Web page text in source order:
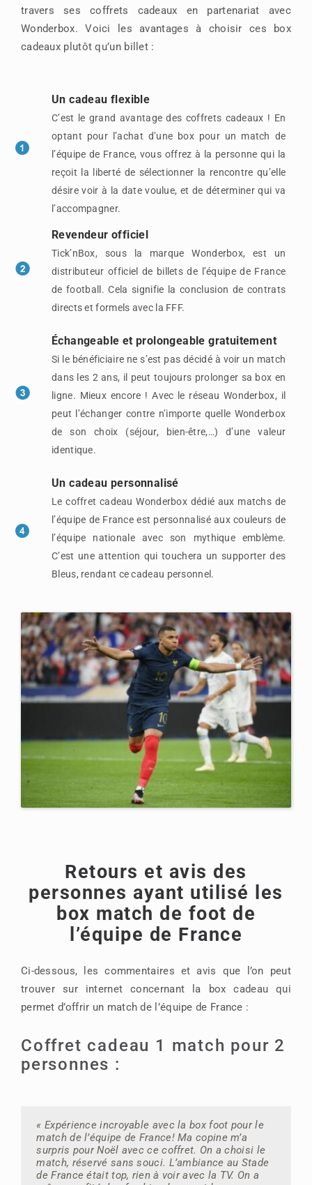
travers ses coffrets cadeaux en partenariat avec
Wonderbox. Voici les avantages à choisir ces box
cadeaux plutôt qu’un billet :
Un cadeau flexible
C’est le grand avantage des coffrets cadeaux ! En
optant pour l’achat d’une box pour un match de
l’équipe de France, vous offrez à la personne qui la
reçoit la liberté de sélectionner la rencontre qu’elle
désire voir à la date voulue, et de déterminer qui va
l’accompagner.
Revendeur officiel
Tick’nBox, sous la marque Wonderbox, est un
distributeur officiel de billets de l’équipe de France
de football. Cela signifie la conclusion de contrats
directs et formels avec la FFF.
Échangeable et prolongeable gratuitement
Si le bénéficiaire ne s’est pas décidé à voir un match
dans les 2 ans, il peut toujours prolonger sa box en
ligne. Mieux encore ! Avec le réseau Wonderbox, il
peut l’échanger contre n’importe quelle Wonderbox
de son choix (séjour, bien-être,…) d’une valeur
identique.
Un cadeau personnalisé
Le coffret cadeau Wonderbox dédié aux matchs de
l’équipe de France est personnalisé aux couleurs de
l’équipe nationale avec son mythique emblème.
C’est une attention qui touchera un supporter des
Bleus, rendant ce cadeau personnel.
Retours et avis des
personnes ayant utilisé les
box match de foot de
l’équipe de France
Ci-dessous, les commentaires et avis que l’on peut
trouver sur internet concernant la box cadeau qui
permet d’offrir un match de l’équipe de France :
Coffret cadeau 1 match pour 2
personnes :
« Expérience incroyable avec la box foot pour le
match de l’équipe de France! Ma copine m’a
surpris pour Noël avec ce coffret. On a choisi le
match, réservé sans souci. L’ambiance au Stade
de France était top, rien à voir avec la TV. On a
“Grave content de la box pour le match de la
France. C’était un cadeau de ma team pour la fin
de projet au travail. Facile booker, super
emplacement dans le stade et l’expérience…
juste wow. Le bruit quand on marque, c’est autre
« Quand ma femme m’a offert cette box foot pour
mon quarantième anniversaire, j’étais sceptique.
Mais quelle révélation ! La réservation était un
jeu d’enfant, et l’expérience globale, du périple en
métro bondé de supporters jusqu’aux chants